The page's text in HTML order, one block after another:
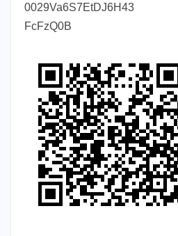
0029Va6S7EtDJ6H43
FcFzQ0B